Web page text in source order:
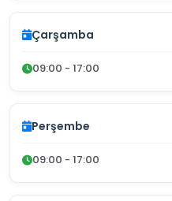
Çarşamba
09:00 - 17:00
Perşembe
09:00 - 17:00